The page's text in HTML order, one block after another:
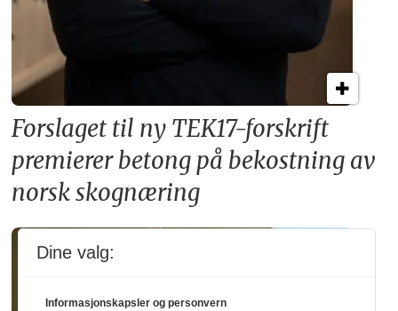
Forslaget til ny TEK17-forskrift
premierer betong på bekostning av
norsk skognæring
Dine valg:
Informasjonskapsler og personvern